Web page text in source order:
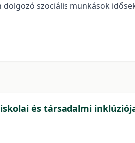
szociális munkások
és társadalmi